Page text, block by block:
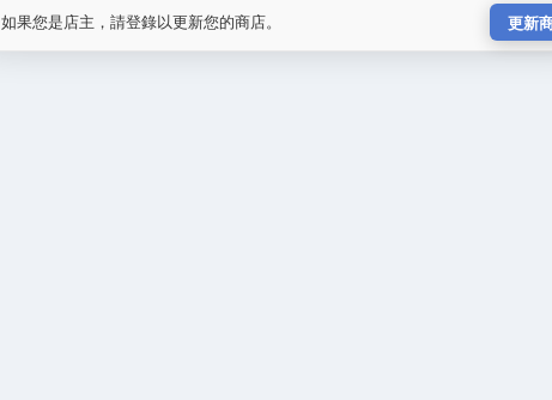
如果您是店主，請登錄以更新您的商店。 更新